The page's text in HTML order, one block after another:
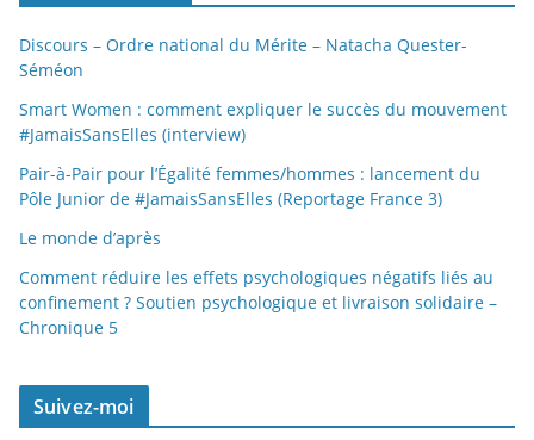
Discours – Ordre national du Mérite – Natacha Quester-
Séméon
Smart Women : comment expliquer le succès du mouvement
#JamaisSansElles (interview)
Pair-à-Pair pour l’Égalité femmes/hommes : lancement du
Pôle Junior de #JamaisSansElles (Reportage France 3)
Le monde d’après
Comment réduire les effets psychologiques négatifs liés au
confinement ? Soutien psychologique et livraison solidaire –
Chronique 5
Suivez-moi